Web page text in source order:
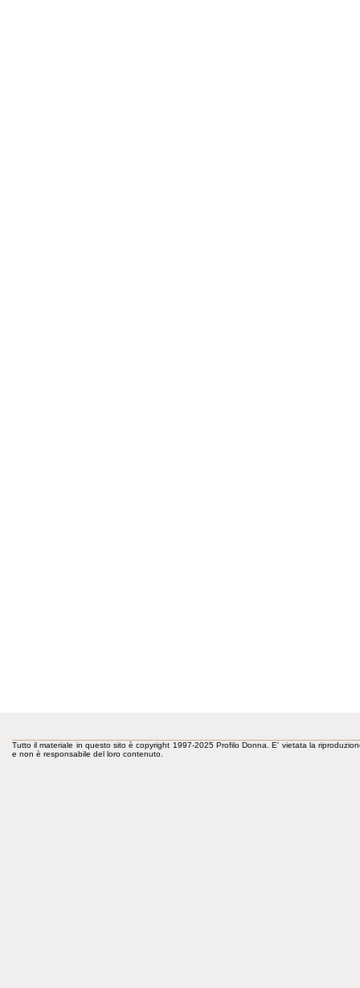
Tutto il materiale in questo sito è copyright 1997-2025 Profilo Donna. E' vietata la
e non è responsabile del loro contenuto.